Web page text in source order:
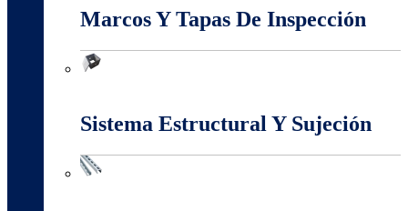
Marcos Y Tapas De Inspección
Sistema Estructural Y Sujeción